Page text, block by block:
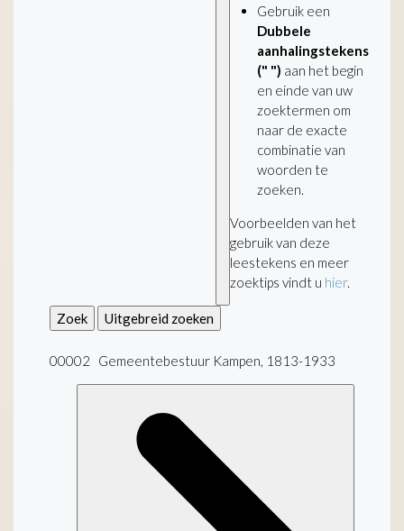
Gebruik een
Dubbele
aanhalingstekens
(" ") aan het begin
en einde van uw
zoektermen om
naar de exacte
combinatie van
woorden te
zoeken.
Voorbeelden van het
gebruik van deze
leestekens en meer
zoektips vindt u hier.
Zoek Uitgebreid zoeken
00002 Gemeentebestuur Kampen, 1813-1933